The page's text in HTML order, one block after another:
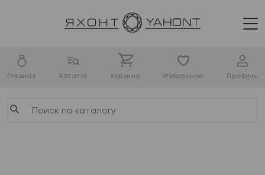
Главная Каталог Корзина Избранное Профиль